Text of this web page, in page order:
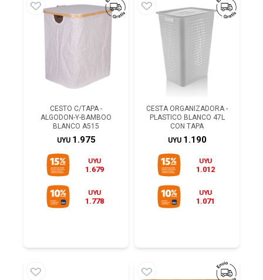
CESTO C/TAPA -
ALGODON-Y-BAMBOO
BLANCO A515
UYU 1.975
UYU
1.679
UYU
1.778
CESTA ORGANIZADORA -
PLASTICO BLANCO 47L
CON TAPA
UYU 1.190
UYU
1.012
UYU
1.071